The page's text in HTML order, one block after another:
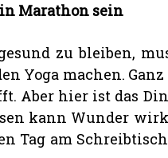
Marathon sein
zu bleiben,
Yoga machen.
Aber hier ist das
kann Wunder
Tag am